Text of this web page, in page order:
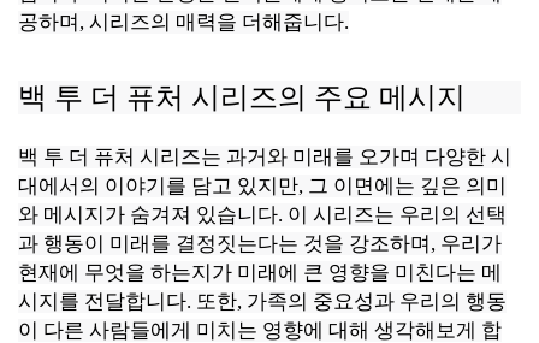
공하며, 시리즈의 매력을 더해줍니다.
백 투 더 퓨처 시리즈의 주요 메시지
백 투 더 퓨처 시리즈는 과거와 미래를 오가며 다양한 시
대에서의 이야기를 담고 있지만, 그 이면에는 깊은 의미
와 메시지가 숨겨져 있습니다. 이 시리즈는 우리의 선택
과 행동이 미래를 결정짓는다는 것을 강조하며, 우리가
현재에 무엇을 하는지가 미래에 큰 영향을 미친다는 메
시지를 전달합니다. 또한, 가족의 중요성과 우리의 행동
이 다른 사람들에게 미치는 영향에 대해 생각해보게 합